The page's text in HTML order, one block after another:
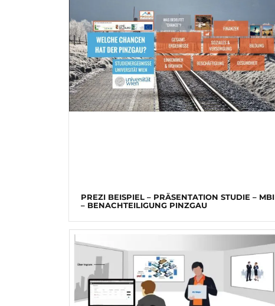
PREZI BEISPIEL – PRÄSENTATION STUDIE – MBI
– BENACHTEILIGUNG PINZGAU